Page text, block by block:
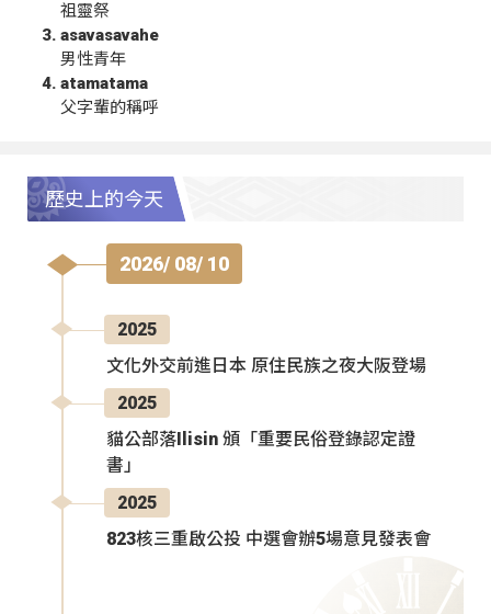
祖靈祭
asavasavahe
男性青年
atamatama
父字輩的稱呼
歷史上的今天
2026/ 08/ 10
2025
文化外交前進日本 原住民族之夜大阪登場
2025
貓公部落Ilisin 頒「重要民俗登錄認定證
書」
2025
823核三重啟公投 中選會辦5場意見發表會